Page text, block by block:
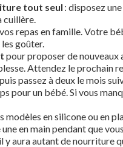
tout seul : disposez
cuillère.
repas en famille. Votre
goûter.
pour proposer de nouveaux
Attendez le prochain
puis passez à deux le mois
pour un bébé. Si vous
modèles en silicone ou en
en main pendant que
y aura autant de nourriture